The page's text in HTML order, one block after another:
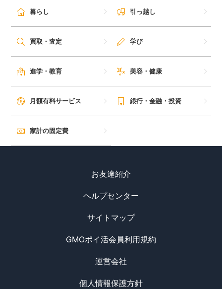
特集一覧
GMOポイ活の使い方
ヘルプセンター
暮らし 引っ越し
買取・査定 学び
進学・教育 美容・健康
月額有料サービス 銀行・金融・投資
家計の固定費
お友達紹介
ヘルプセンター
サイトマップ
GMOポイ活会員利用規約
運営会社
個人情報保護方針